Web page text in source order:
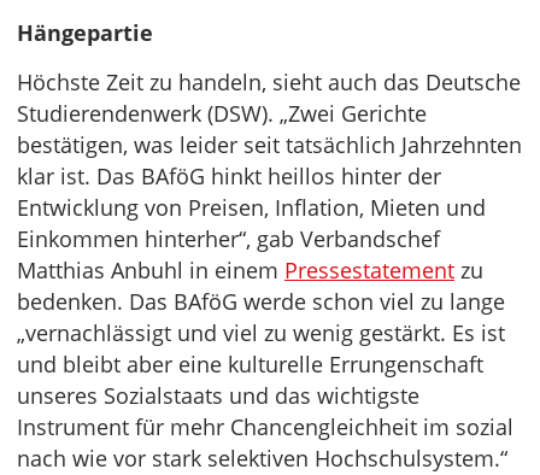
Hängepartie
Höchste Zeit zu handeln, sieht auch das Deutsche
Studierendenwerk (DSW). „Zwei Gerichte
bestätigen, was leider seit tatsächlich Jahrzehnten
klar ist. Das BAföG hinkt heillos hinter der
Entwicklung von Preisen, Inflation, Mieten und
Einkommen hinterher“, gab Verbandschef
Matthias Anbuhl in einem Pressestatement zu
bedenken. Das BAföG werde schon viel zu lange
„vernachlässigt und viel zu wenig gestärkt. Es ist
und bleibt aber eine kulturelle Errungenschaft
unseres Sozialstaats und das wichtigste
Instrument für mehr Chancengleichheit im sozial
nach wie vor stark selektiven Hochschulsystem.“